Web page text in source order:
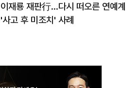
이재룡 재판行…다시 떠오른 연예계
'사고 후 미조치' 사례